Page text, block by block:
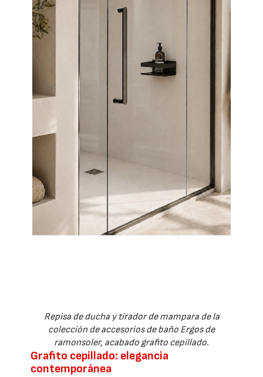
Repisa de ducha y tirador de mampara de la
colección de accesorios de baño Ergos de
ramonsoler, acabado grafito cepillado.
Grafito cepillado: elegancia
contemporánea